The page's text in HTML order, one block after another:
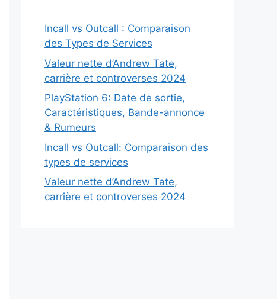
Incall vs Outcall : Comparaison
des Types de Services
Valeur nette d’Andrew Tate,
carrière et controverses 2024
PlayStation 6: Date de sortie,
Caractéristiques, Bande-annonce
& Rumeurs
Incall vs Outcall: Comparaison des
types de services
Valeur nette d’Andrew Tate,
carrière et controverses 2024